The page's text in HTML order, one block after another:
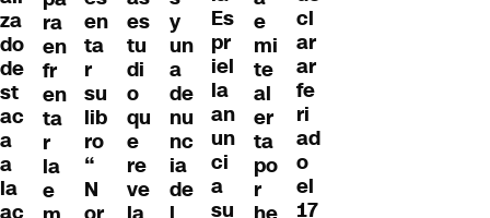
za
do
de
st
ac
a
a
la
ra
en
fr
en
ta
r
la
e
en
ta
r
su
lib
ro
“
N
es
tu
di
o
qu
e
re
ve
y
un
a
de
nu
nc
ia
de
Es
pr
iel
la
an
un
ci
a
su
e
mi
te
al
er
ta
po
r
cl
ar
ar
fe
ri
ad
o
el
17